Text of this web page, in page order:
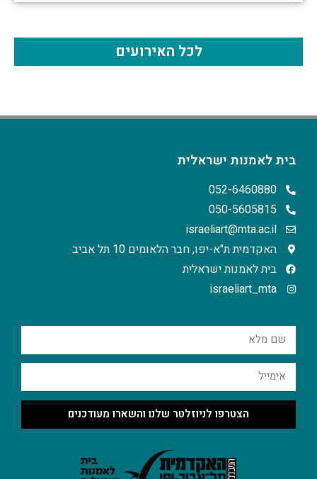
לכל האירועים
בית לאמנות ישראלית
052-6460880
050-5605815
israeliart@mta.ac.il
האקדמית ת"א-יפו, חבר הלאומים 10 תל אביב
בית לאמנות ישראלית
israeliart_mta
הצטרפו לניוזלטר שלנו והשארו מעודכנים